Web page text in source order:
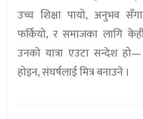
उच्च शिक्षा पायो, अनुभव
फर्कियो, र समाजका लागि
उनको यात्रा एउटा सन्देश हो—
होइन, संघर्षलाई मित्र बनाउने ।